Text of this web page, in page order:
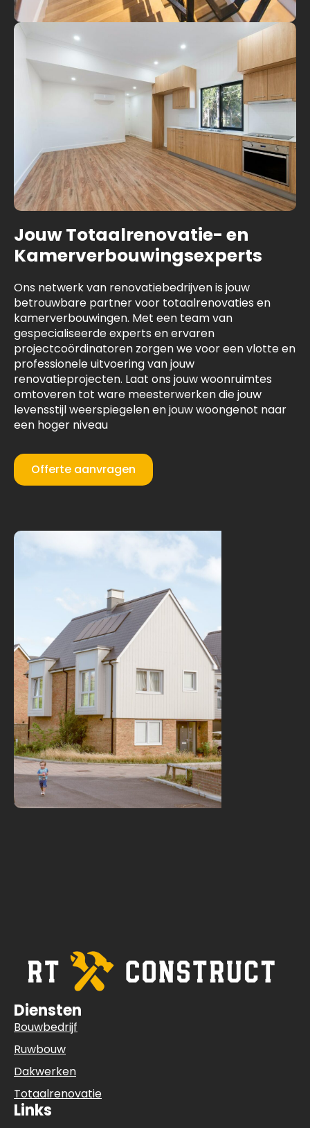
Jouw Totaalrenovatie- en
Kamerverbouwingsexperts
Ons netwerk van renovatiebedrijven is jouw
betrouwbare partner voor totaalrenovaties en
kamerverbouwingen. Met een team van
gespecialiseerde experts en ervaren
projectcoördinatoren zorgen we voor een vlotte en
professionele uitvoering van jouw
renovatieprojecten. Laat ons jouw woonruimtes
omtoveren tot ware meesterwerken die jouw
levensstijl weerspiegelen en jouw woongenot naar
een hoger niveau
Offerte aanvragen
Diensten
Bouwbedrijf
Ruwbouw
Dakwerken
Totaalrenovatie
Links